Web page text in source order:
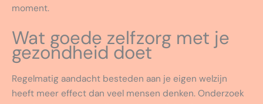
moment.
Wat goede zelfzorg met je
gezondheid doet
Regelmatig aandacht besteden aan je eigen welzijn
heeft meer effect dan veel mensen denken. Onderzoek